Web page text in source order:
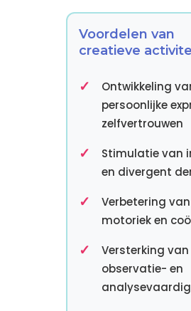
Voordelen van
creatieve
Ontwikkeling
persoonlijke
zelfvertrouwen
Stimulatie van
en divergent
Verbetering
motoriek en
Versterking van
observatie- en